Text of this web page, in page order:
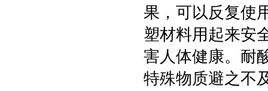
果，可以反复使
塑材料用起来安
害人体健康。耐
特殊物质避之不